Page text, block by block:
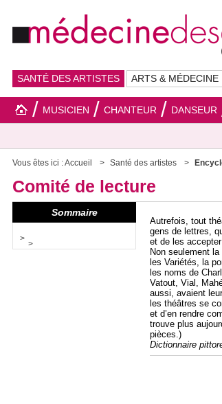
SANTÉ DES ARTISTES ARTS & MÉDECINE
MUSICIEN CHANTEUR DANSEUR
Vous êtes ici :Accueil Santé des artistes
Comité de lecture
Autrefois, tout
gens de lettres,
et de les
Non seulement
les Variétés, la
les noms de
Vatout, Vial,
aussi, avaient
les théâtres se
et d’en rendre
trouve plus
pièces.)
Dictionnaire
Sommaire